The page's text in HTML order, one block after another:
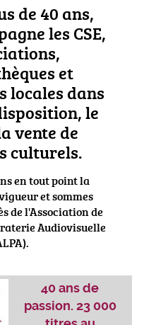
de 40 ans,
les CSE,
et
locales dans
le
vente de
culturels.
en tout point la
et sommes
de l'Association de
Audiovisuelle
40 ans de
passion. 23 000